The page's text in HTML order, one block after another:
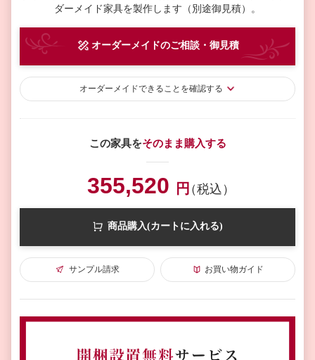
ダーメイド家具を製作します（別途御見積）。
オーダーメイドのご相談・御見積
オーダーメイドできることを確認する
この家具をそのまま購入する
355,520 円（税込）
商品購入(カートに入れる)
サンプル請求 お買い物ガイド